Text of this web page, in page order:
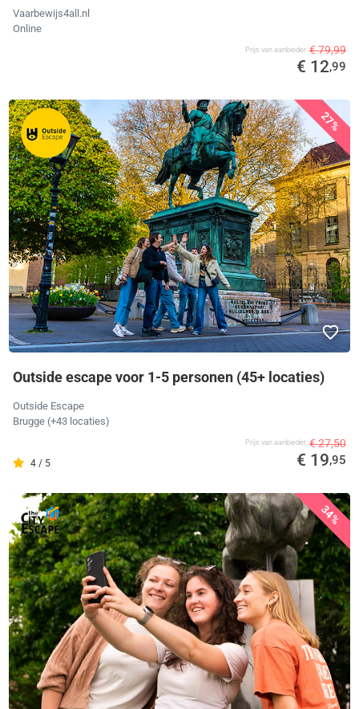
Vaarbewijs4all.nl
Online
Prijs van aanbieder € 79,99
€ 12,99
27%
Outside escape voor 1-5 personen (45+ locaties)
Outside Escape
Brugge (+43 locaties)
4 / 5
Prijs van aanbieder € 27,50
€ 19,95
34%